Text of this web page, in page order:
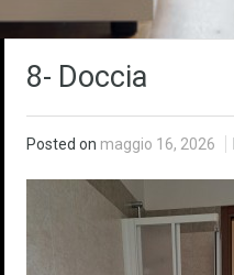
8- Doccia
Posted on maggio 16, 2026